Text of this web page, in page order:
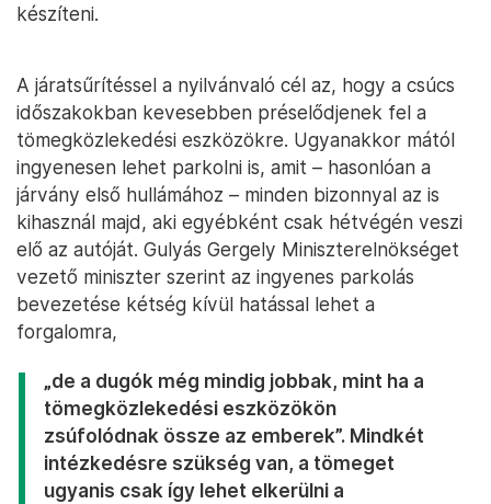
készíteni.
A járatsűrítéssel a nyilvánvaló cél az, hogy a csúcs
időszakokban kevesebben préselődjenek fel a
tömegközlekedési eszközökre. Ugyanakkor mától
ingyenesen lehet parkolni is, amit – hasonlóan a
járvány első hullámához – minden bizonnyal az is
kihasznál majd, aki egyébként csak hétvégén veszi
elő az autóját. Gulyás Gergely Miniszterelnökséget
vezető miniszter szerint az ingyenes parkolás
bevezetése kétség kívül hatással lehet a
forgalomra,
„de a dugók még mindig jobbak, mint ha a
tömegközlekedési eszközökön
zsúfolódnak össze az emberek”. Mindkét
intézkedésre szükség van, a tömeget
ugyanis csak így lehet elkerülni a